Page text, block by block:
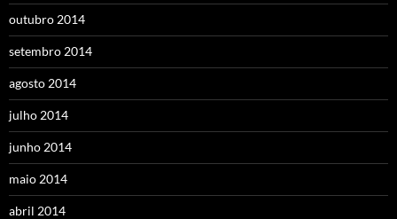
outubro 2014
setembro 2014
agosto 2014
julho 2014
junho 2014
maio 2014
abril 2014